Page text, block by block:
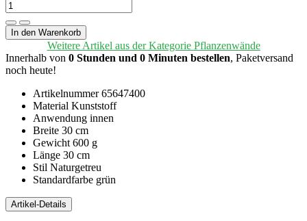
In den Warenkorb
Weitere Artikel aus der Kategorie Pflanzenwände
Innerhalb von 0 Stunden und 0 Minuten bestellen, Paketversand
noch heute!
Artikelnummer 65647400
Material Kunststoff
Anwendung innen
Breite 30 cm
Gewicht 600 g
Länge 30 cm
Stil Naturgetreu
Standardfarbe grün
Artikel-Details